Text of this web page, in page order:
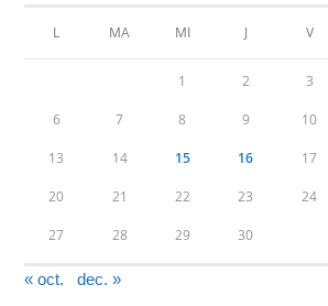
L MA MI J V
1 2 3
6 7 8 9 10
13 14 15 16 17
20 21 22 23 24
27 28 29 30
« oct. dec. »